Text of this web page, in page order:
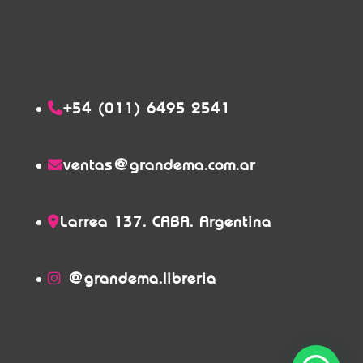
+54 (011) 6495 2541
ventas@grandema.com.ar
Larrea 137. CABA. Argentina
@grandema.libreria